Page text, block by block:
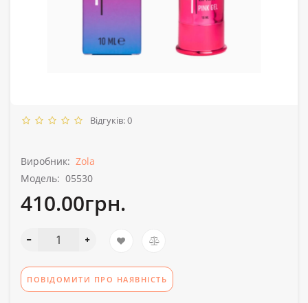
Відгуків: 0
Виробник: Zola
Модель: 05530
410.00грн.
ПОВІДОМИТИ ПРО НАЯВНІСТЬ